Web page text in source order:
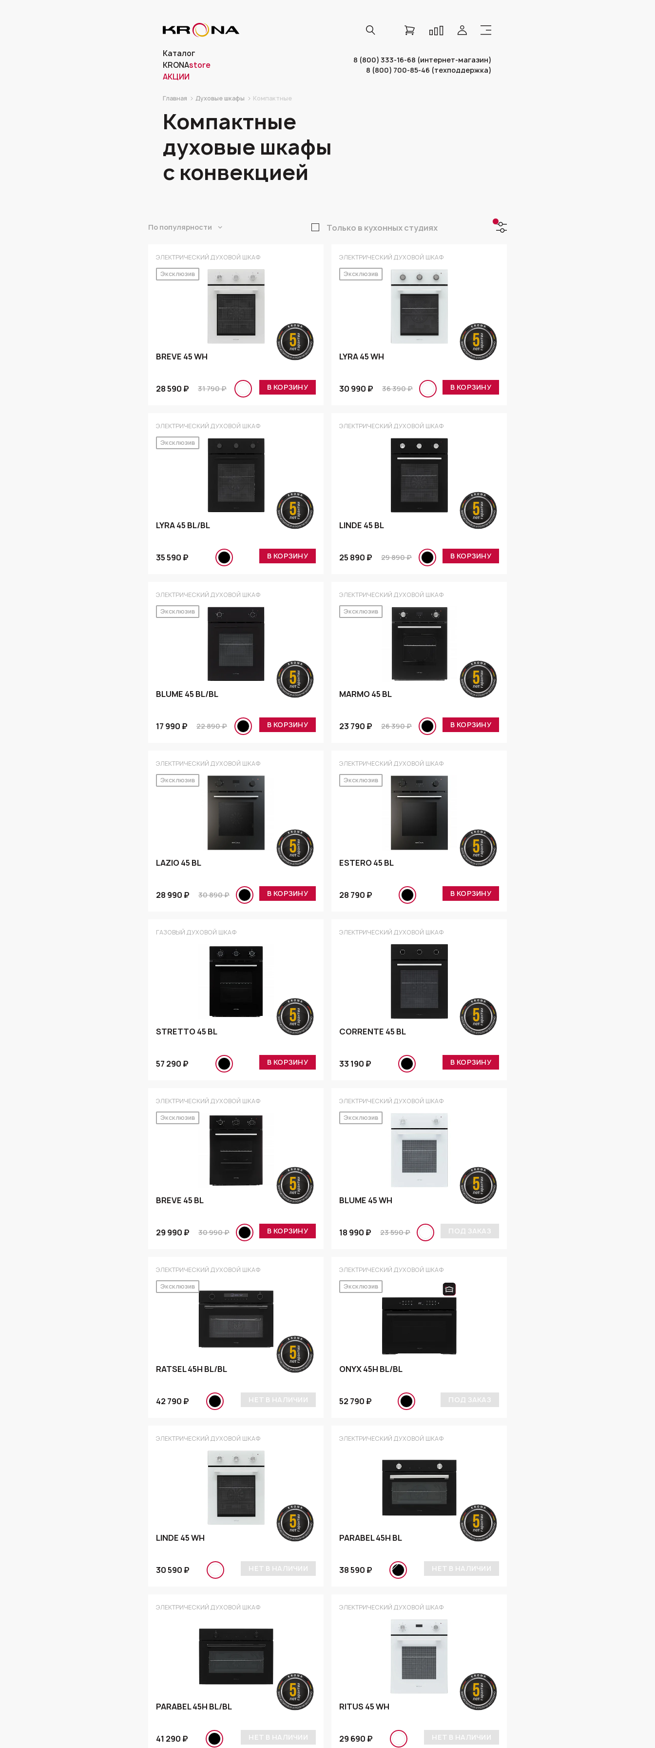
Каталог
KRONAstore
АКЦИИ
8 (800) 333-16-68 (интернет-магазин)
8 (800) 700-85-46 (техподдержка)
Главная Духовые шкафы Компактные
Компактные
духовые шкафы
с конвекцией
По популярности Только в кухонных студиях
ЭЛЕКТРИЧЕСКИЙ ДУХОВОЙ ШКАФ
Эксклюзив
BREVE 45 WH
28 590 ₽ 31 790 ₽ В КОРЗИНУ
ЭЛЕКТРИЧЕСКИЙ ДУХОВОЙ ШКАФ
Эксклюзив
LYRA 45 WH
30 990 ₽ 36 390 ₽ В КОРЗИНУ
ЭЛЕКТРИЧЕСКИЙ ДУХОВОЙ ШКАФ
Эксклюзив
LYRA 45 BL/BL
35 590 ₽ В КОРЗИНУ
ЭЛЕКТРИЧЕСКИЙ ДУХОВОЙ ШКАФ
LINDE 45 BL
25 890 ₽ 29 890 ₽ В КОРЗИНУ
ЭЛЕКТРИЧЕСКИЙ ДУХОВОЙ ШКАФ
Эксклюзив
BLUME 45 BL/BL
17 990 ₽ 22 890 ₽ В КОРЗИНУ
ЭЛЕКТРИЧЕСКИЙ ДУХОВОЙ ШКАФ
Эксклюзив
MARMO 45 BL
23 790 ₽ 26 390 ₽ В КОРЗИНУ
ЭЛЕКТРИЧЕСКИЙ ДУХОВОЙ ШКАФ
Эксклюзив
LAZIO 45 BL
28 990 ₽ 30 890 ₽ В КОРЗИНУ
ЭЛЕКТРИЧЕСКИЙ ДУХОВОЙ ШКАФ
Эксклюзив
ESTERO 45 BL
28 790 ₽ В КОРЗИНУ
ГАЗОВЫЙ ДУХОВОЙ ШКАФ
STRETTO 45 BL
57 290 ₽ В КОРЗИНУ
ЭЛЕКТРИЧЕСКИЙ ДУХОВОЙ ШКАФ
CORRENTE 45 BL
33 190 ₽ В КОРЗИНУ
ЭЛЕКТРИЧЕСКИЙ ДУХОВОЙ ШКАФ
Эксклюзив
BREVE 45 BL
29 990 ₽ 30 990 ₽ В КОРЗИНУ
ЭЛЕКТРИЧЕСКИЙ ДУХОВОЙ ШКАФ
Эксклюзив
BLUME 45 WH
18 990 ₽ 23 590 ₽ ПОД ЗАКАЗ
ЭЛЕКТРИЧЕСКИЙ ДУХОВОЙ ШКАФ
Эксклюзив
RATSEL 45H BL/BL
42 790 ₽ НЕТ В НАЛИЧИИ
ЭЛЕКТРИЧЕСКИЙ ДУХОВОЙ ШКАФ
Эксклюзив
ONYX 45H BL/BL
52 790 ₽ ПОД ЗАКАЗ
ЭЛЕКТРИЧЕСКИЙ ДУХОВОЙ ШКАФ
LINDE 45 WH
30 590 ₽ НЕТ В НАЛИЧИИ
ЭЛЕКТРИЧЕСКИЙ ДУХОВОЙ ШКАФ
PARABEL 45H BL
38 590 ₽ НЕТ В НАЛИЧИИ
ЭЛЕКТРИЧЕСКИЙ ДУХОВОЙ ШКАФ
PARABEL 45H BL/BL
41 290 ₽ НЕТ В НАЛИЧИИ
ЭЛЕКТРИЧЕСКИЙ ДУХОВОЙ ШКАФ
RITUS 45 WH
29 690 ₽ НЕТ В НАЛИЧИИ